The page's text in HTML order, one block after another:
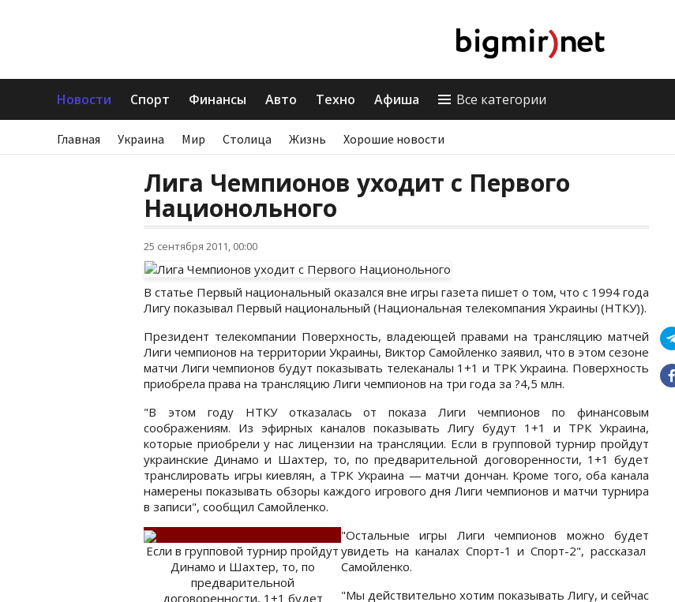
Новости Спорт Финансы Авто Техно Афиша Все категории
Главная Украина Мир Столица Жизнь Хорошие новости
Лига Чемпионов уходит с Первого
Национольного
25 сентября 2011, 00:00
В статье Первый национальный оказался вне игры газета пишет о том, что с 1994 года
Лигу показывал Первый национальный (Национальная телекомпания Украины (НТКУ)).
Президент телекомпании Поверхность, владеющей правами на трансляцию матчей
Лиги чемпионов на территории Украины, Виктор Самойленко заявил, что в этом сезоне
матчи Лиги чемпионов будут показывать телеканалы 1+1 и ТРК Украина. Поверхность
приобрела права на трансляцию Лиги чемпионов на три года за ?4,5 млн.
"В этом году НТКУ отказалась от показа Лиги чемпионов по финансовым
соображениям. Из эфирных каналов показывать Лигу будут 1+1 и ТРК Украина,
которые приобрели у нас лицензии на трансляции. Если в групповой турнир пройдут
украинские Динамо и Шахтер, то, по предварительной договоренности, 1+1 будет
транслировать игры киевлян, а ТРК Украина — матчи дончан. Кроме того, оба канала
намерены показывать обзоры каждого игрового дня Лиги чемпионов и матчи турнира
в записи", сообщил Самойленко.
Если в групповой турнир пройдут
Динамо и Шахтер, то, по
предварительной
договоренности, 1+1 будет
"Остальные игры Лиги чемпионов можно будет
увидеть на каналах Спорт-1 и Спорт-2", рассказал
Самойленко.
"Мы действительно хотим показывать Лигу, и сейчас